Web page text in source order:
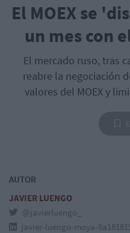
El MOEX se
un mes con
El mercado ruso, tras
reabre la negociación
valores del MOEX y
AUTOR
JAVIER LUENGO
@javierluengo_
javier-luengo-moya-